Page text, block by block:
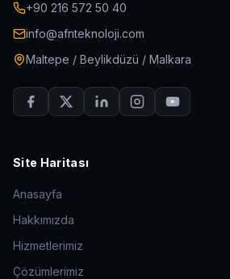
+90 216 572 50 40
info@afnteknoloji.com
Maltepe / Beylikdüzü / Malkara
Site Haritası
Anasayfa
Hakkımızda
Hizmetlerimiz
Çözümlerimiz